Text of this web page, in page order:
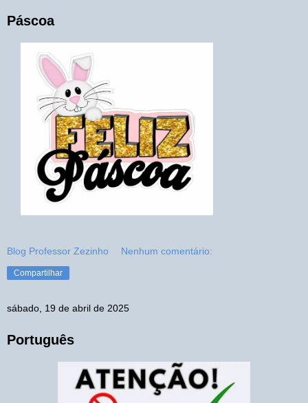
Páscoa
Blog Professor Zezinho Nenhum comentário:
Compartilhar
sábado, 19 de abril de 2025
Português